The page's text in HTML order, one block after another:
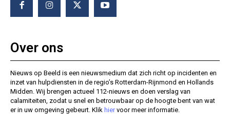
Over ons
Nieuws op Beeld is een nieuwsmedium dat zich richt op incidenten en
inzet van hulpdiensten in de regio’s Rotterdam-Rijnmond en Hollands
Midden. Wij brengen actueel 112-nieuws en doen verslag van
calamiteiten, zodat u snel en betrouwbaar op de hoogte bent van wat
er in uw omgeving gebeurt. Klik hiervoor meer informatie.